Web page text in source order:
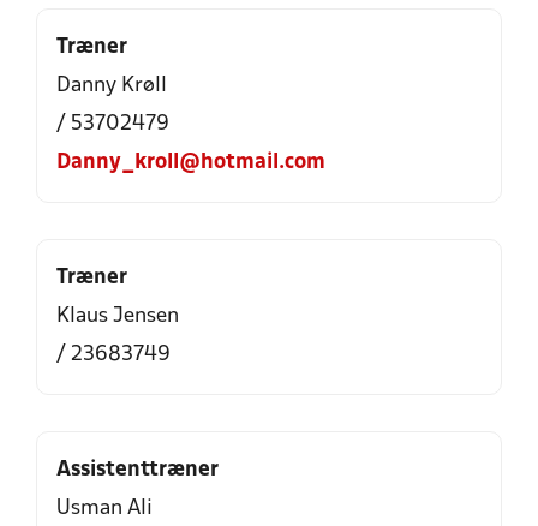
Træner
Danny Krøll
/ 53702479
Danny_kroll@hotmail.com
Træner
Klaus Jensen
/ 23683749
Assistenttræner
Usman Ali